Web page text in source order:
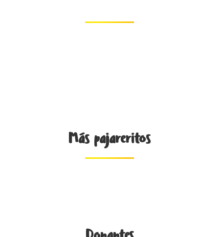
Más pajareritos